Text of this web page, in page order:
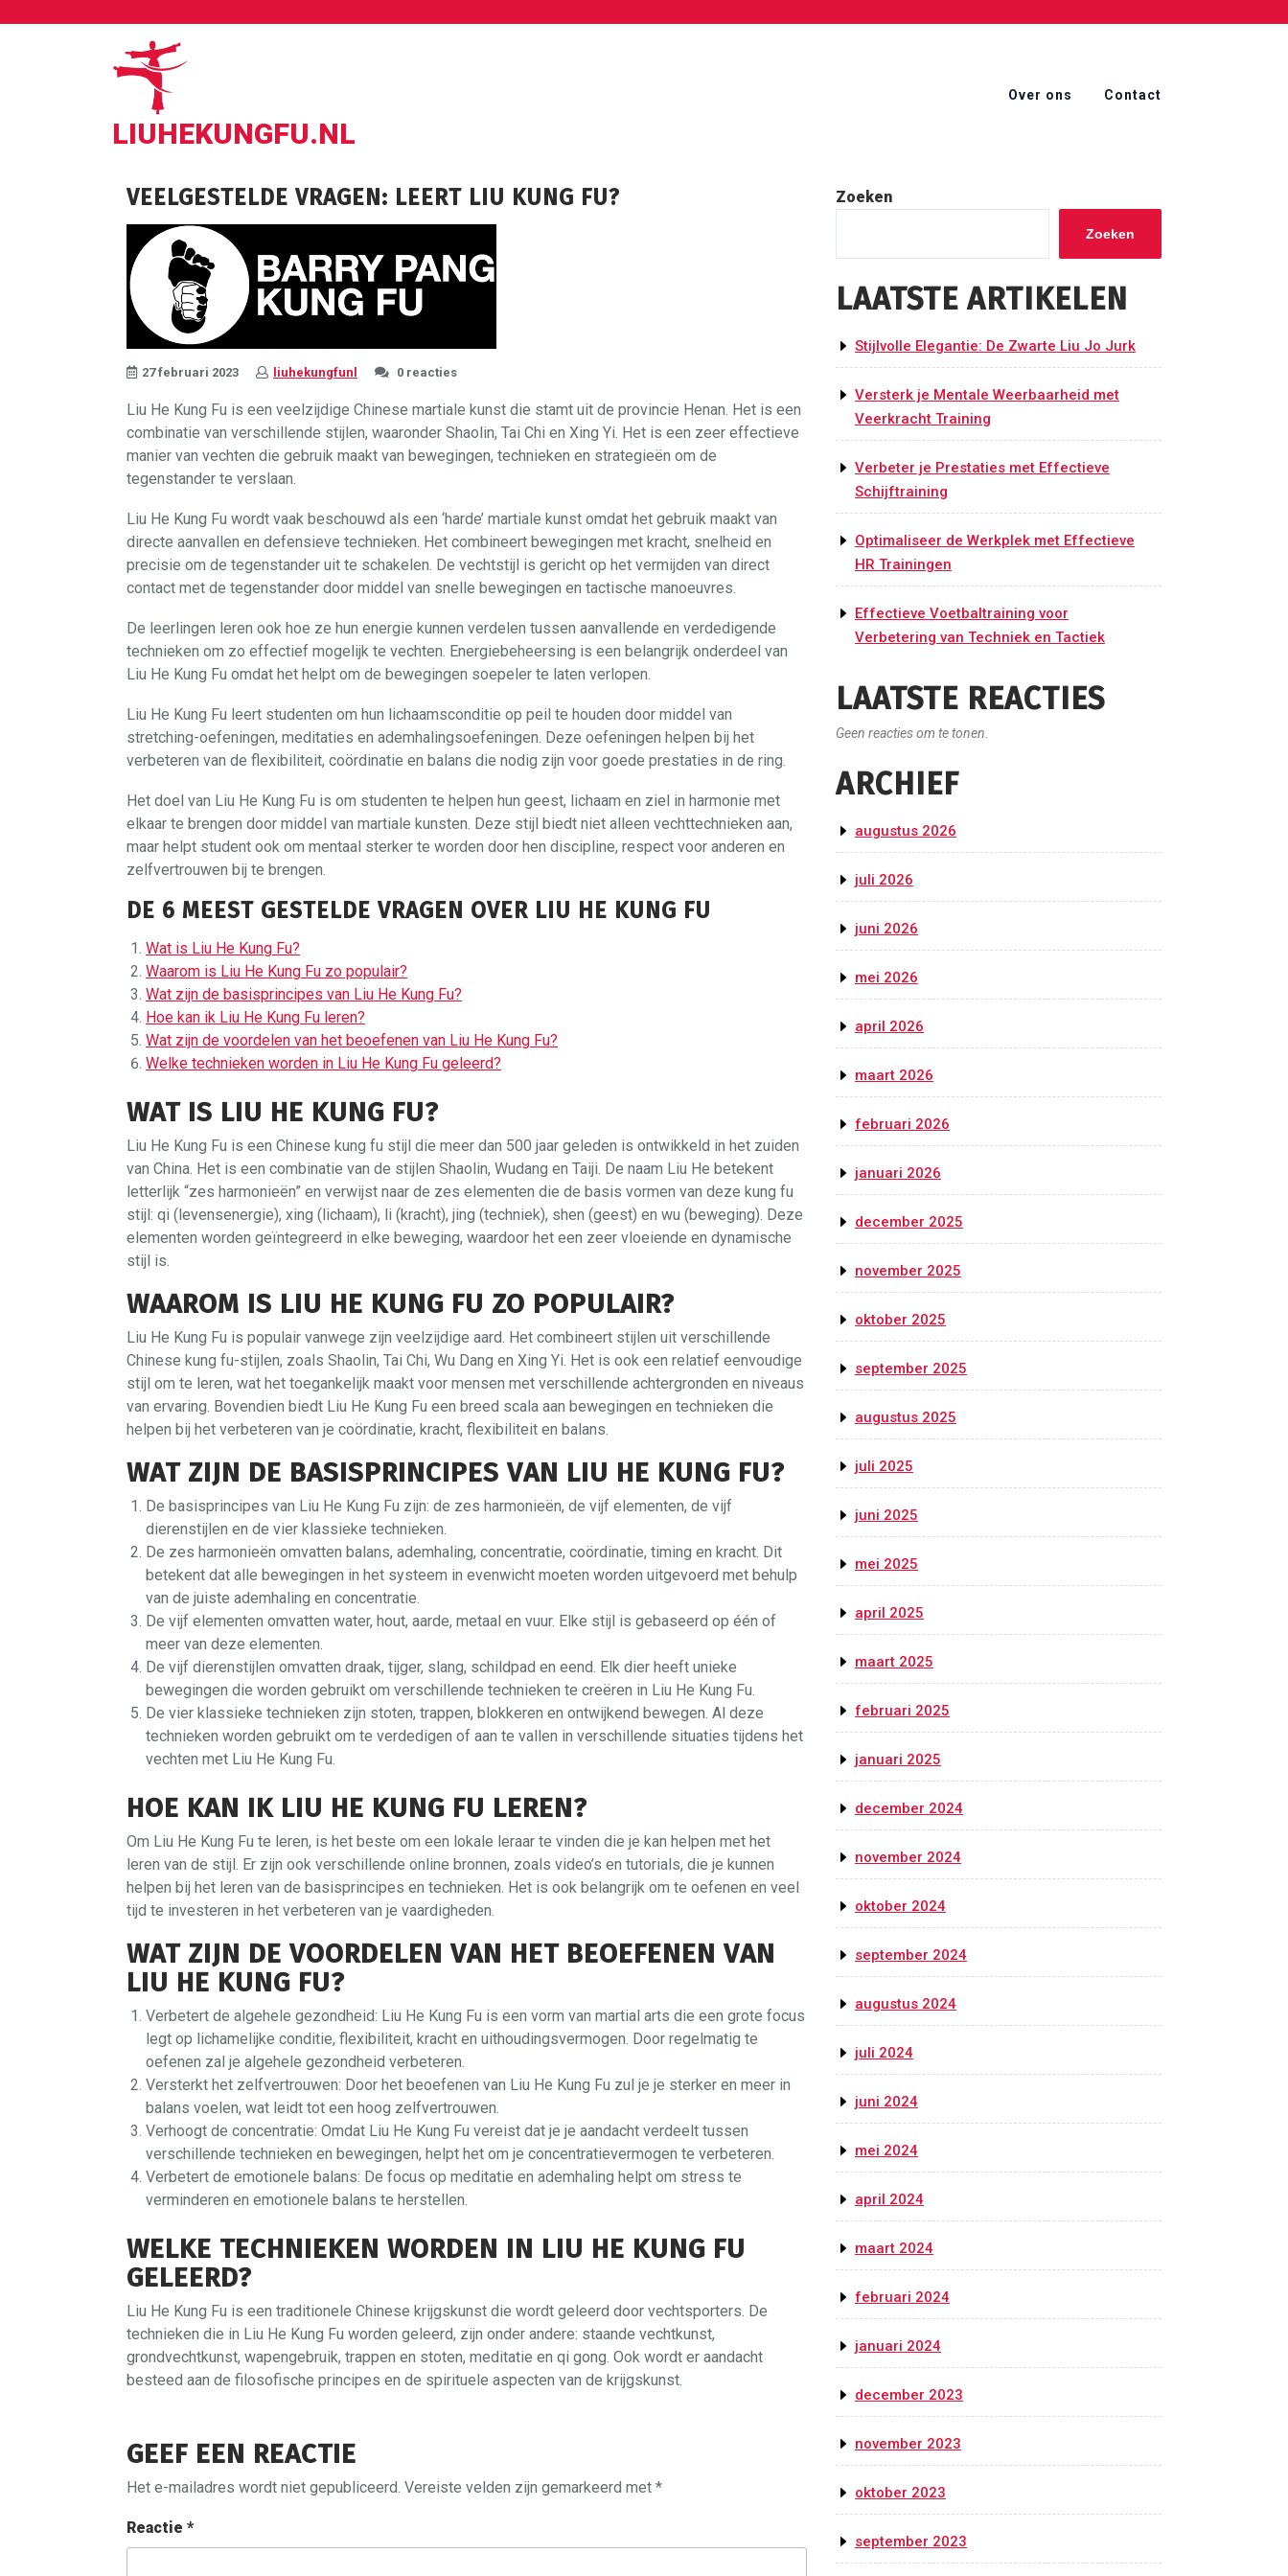
LIUHEKUNGFU.NL
Over ons Contact
VEELGESTELDE VRAGEN: LEERT LIU KUNG FU?
27 februari 2023 liuhekungfunl 0 reacties
Liu He Kung Fu is een veelzijdige Chinese martiale kunst die stamt uit de provincie Henan. Het is een
combinatie van verschillende stijlen, waaronder Shaolin, Tai Chi en Xing Yi. Het is een zeer effectieve
manier van vechten die gebruik maakt van bewegingen, technieken en strategieën om de
tegenstander te verslaan.
Liu He Kung Fu wordt vaak beschouwd als een ‘harde’ martiale kunst omdat het gebruik maakt van
directe aanvallen en defensieve technieken. Het combineert bewegingen met kracht, snelheid en
precisie om de tegenstander uit te schakelen. De vechtstijl is gericht op het vermijden van direct
contact met de tegenstander door middel van snelle bewegingen en tactische manoeuvres.
De leerlingen leren ook hoe ze hun energie kunnen verdelen tussen aanvallende en verdedigende
technieken om zo effectief mogelijk te vechten. Energiebeheersing is een belangrijk onderdeel van
Liu He Kung Fu omdat het helpt om de bewegingen soepeler te laten verlopen.
Liu He Kung Fu leert studenten om hun lichaamsconditie op peil te houden door middel van
stretching-oefeningen, meditaties en ademhalingsoefeningen. Deze oefeningen helpen bij het
verbeteren van de flexibiliteit, coördinatie en balans die nodig zijn voor goede prestaties in de ring.
Het doel van Liu He Kung Fu is om studenten te helpen hun geest, lichaam en ziel in harmonie met
elkaar te brengen door middel van martiale kunsten. Deze stijl biedt niet alleen vechttechnieken aan,
maar helpt student ook om mentaal sterker te worden door hen discipline, respect voor anderen en
zelfvertrouwen bij te brengen.
DE 6 MEEST GESTELDE VRAGEN OVER LIU HE KUNG FU
Wat is Liu He Kung Fu?
Waarom is Liu He Kung Fu zo populair?
Wat zijn de basisprincipes van Liu He Kung Fu?
Hoe kan ik Liu He Kung Fu leren?
Wat zijn de voordelen van het beoefenen van Liu He Kung Fu?
Welke technieken worden in Liu He Kung Fu geleerd?
WAT IS LIU HE KUNG FU?
Liu He Kung Fu is een Chinese kung fu stijl die meer dan 500 jaar geleden is ontwikkeld in het zuiden
van China. Het is een combinatie van de stijlen Shaolin, Wudang en Taiji. De naam Liu He betekent
letterlijk “zes harmonieën” en verwijst naar de zes elementen die de basis vormen van deze kung fu
stijl: qi (levensenergie), xing (lichaam), li (kracht), jing (techniek), shen (geest) en wu (beweging). Deze
elementen worden geïntegreerd in elke beweging, waardoor het een zeer vloeiende en dynamische
stijl is.
WAAROM IS LIU HE KUNG FU ZO POPULAIR?
Liu He Kung Fu is populair vanwege zijn veelzijdige aard. Het combineert stijlen uit verschillende
Chinese kung fu-stijlen, zoals Shaolin, Tai Chi, Wu Dang en Xing Yi. Het is ook een relatief eenvoudige
stijl om te leren, wat het toegankelijk maakt voor mensen met verschillende achtergronden en niveaus
van ervaring. Bovendien biedt Liu He Kung Fu een breed scala aan bewegingen en technieken die
helpen bij het verbeteren van je coördinatie, kracht, flexibiliteit en balans.
WAT ZIJN DE BASISPRINCIPES VAN LIU HE KUNG FU?
De basisprincipes van Liu He Kung Fu zijn: de zes harmonieën, de vijf elementen, de vijf
dierenstijlen en de vier klassieke technieken.
De zes harmonieën omvatten balans, ademhaling, concentratie, coördinatie, timing en kracht. Dit
betekent dat alle bewegingen in het systeem in evenwicht moeten worden uitgevoerd met behulp
van de juiste ademhaling en concentratie.
De vijf elementen omvatten water, hout, aarde, metaal en vuur. Elke stijl is gebaseerd op één of
meer van deze elementen.
De vijf dierenstijlen omvatten draak, tijger, slang, schildpad en eend. Elk dier heeft unieke
bewegingen die worden gebruikt om verschillende technieken te creëren in Liu He Kung Fu.
De vier klassieke technieken zijn stoten, trappen, blokkeren en ontwijkend bewegen. Al deze
technieken worden gebruikt om te verdedigen of aan te vallen in verschillende situaties tijdens het
vechten met Liu He Kung Fu.
HOE KAN IK LIU HE KUNG FU LEREN?
Om Liu He Kung Fu te leren, is het beste om een lokale leraar te vinden die je kan helpen met het
leren van de stijl. Er zijn ook verschillende online bronnen, zoals video’s en tutorials, die je kunnen
helpen bij het leren van de basisprincipes en technieken. Het is ook belangrijk om te oefenen en veel
tijd te investeren in het verbeteren van je vaardigheden.
WAT ZIJN DE VOORDELEN VAN HET BEOEFENEN VAN
LIU HE KUNG FU?
Verbetert de algehele gezondheid: Liu He Kung Fu is een vorm van martial arts die een grote focus
legt op lichamelijke conditie, flexibiliteit, kracht en uithoudingsvermogen. Door regelmatig te
oefenen zal je algehele gezondheid verbeteren.
Versterkt het zelfvertrouwen: Door het beoefenen van Liu He Kung Fu zul je je sterker en meer in
balans voelen, wat leidt tot een hoog zelfvertrouwen.
Verhoogt de concentratie: Omdat Liu He Kung Fu vereist dat je je aandacht verdeelt tussen
verschillende technieken en bewegingen, helpt het om je concentratievermogen te verbeteren.
Verbetert de emotionele balans: De focus op meditatie en ademhaling helpt om stress te
verminderen en emotionele balans te herstellen.
WELKE TECHNIEKEN WORDEN IN LIU HE KUNG FU
GELEERD?
Liu He Kung Fu is een traditionele Chinese krijgskunst die wordt geleerd door vechtsporters. De
technieken die in Liu He Kung Fu worden geleerd, zijn onder andere: staande vechtkunst,
grondvechtkunst, wapengebruik, trappen en stoten, meditatie en qi gong. Ook wordt er aandacht
besteed aan de filosofische principes en de spirituele aspecten van de krijgskunst.
GEEF EEN REACTIE
Het e-mailadres wordt niet gepubliceerd. Vereiste velden zijn gemarkeerd met *
Reactie *
Zoeken
Zoeken
LAATSTE ARTIKELEN
Stijlvolle Elegantie: De Zwarte Liu Jo Jurk
Versterk je Mentale Weerbaarheid met
Veerkracht Training
Verbeter je Prestaties met Effectieve
Schijftraining
Optimaliseer de Werkplek met Effectieve
HR Trainingen
Effectieve Voetbaltraining voor
Verbetering van Techniek en Tactiek
LAATSTE REACTIES
Geen reacties om te tonen.
ARCHIEF
augustus 2026
juli 2026
juni 2026
mei 2026
april 2026
maart 2026
februari 2026
januari 2026
december 2025
november 2025
oktober 2025
september 2025
augustus 2025
juli 2025
juni 2025
mei 2025
april 2025
maart 2025
februari 2025
januari 2025
december 2024
november 2024
oktober 2024
september 2024
augustus 2024
juli 2024
juni 2024
mei 2024
april 2024
maart 2024
februari 2024
januari 2024
december 2023
november 2023
oktober 2023
september 2023